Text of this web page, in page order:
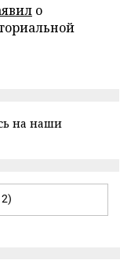
о
на наши